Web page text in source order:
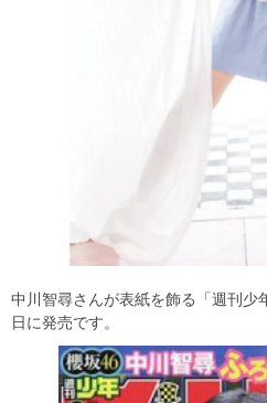
中川智尋さんが表紙を飾る「週刊少
日に発売です。